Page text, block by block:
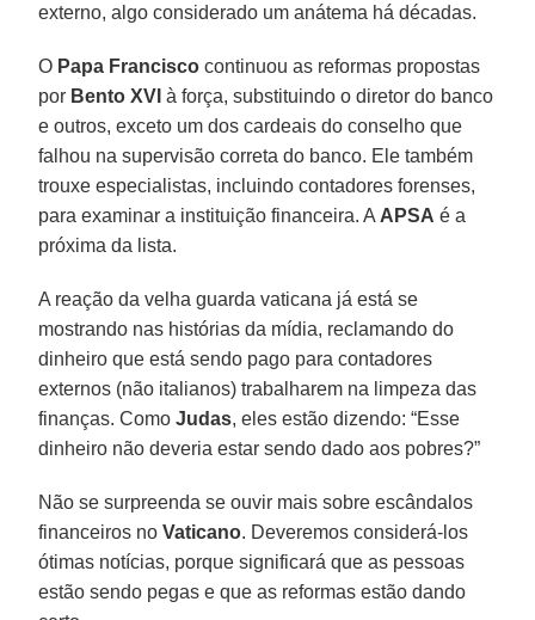
externo, algo considerado um anátema há décadas.
O Papa Francisco continuou as reformas propostas
por Bento XVI à força, substituindo o diretor do banco
e outros, exceto um dos cardeais do conselho que
falhou na supervisão correta do banco. Ele também
trouxe especialistas, incluindo contadores forenses,
para examinar a instituição financeira. A APSA é a
próxima da lista.
A reação da velha guarda vaticana já está se
mostrando nas histórias da mídia, reclamando do
dinheiro que está sendo pago para contadores
externos (não italianos) trabalharem na limpeza das
finanças. Como Judas, eles estão dizendo: “Esse
dinheiro não deveria estar sendo dado aos pobres?”
Não se surpreenda se ouvir mais sobre escândalos
financeiros noVaticano. Deveremos considerá-los
ótimas notícias, porque significará que as pessoas
estão sendo pegas e que as reformas estão dando